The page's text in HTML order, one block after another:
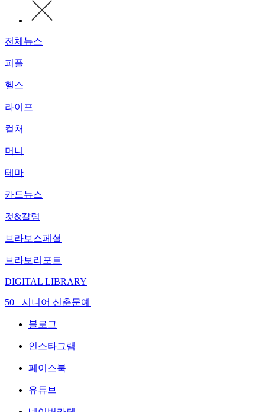
전체뉴스
피플
헬스
라이프
컬처
머니
테마
카드뉴스
컷&칼럼
브라보스페셜
브라보리포트
DIGITAL LIBRARY
50+ 시니어 신춘문예
블로그
인스타그램
페이스북
유튜브